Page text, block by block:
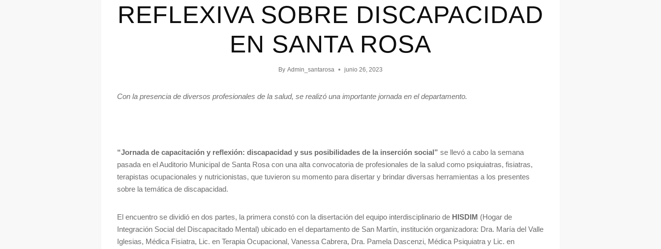
REFLEXIVA SOBRE DISCAPACIDAD
EN SANTA ROSA
By Admin_santarosa junio 26, 2023
Con la presencia de diversos profesionales de la salud, se realizó una importante jornada en el departamento.
“Jornada de capacitación y reflexión: discapacidad y sus posibilidades de la inserción social” se llevó a cabo la semana
pasada en el Auditorio Municipal de Santa Rosa con una alta convocatoria de profesionales de la salud como psiquiatras, fisiatras,
terapistas ocupacionales y nutricionistas, que tuvieron su momento para disertar y brindar diversas herramientas a los presentes
sobre la temática de discapacidad.
El encuentro se dividió en dos partes, la primera constó con la disertación del equipo interdisciplinario de HISDIM (Hogar de
Integración Social del Discapacitado Mental) ubicado en el departamento de San Martín, institución organizadora: Dra. María del Valle
Iglesias, Médica Fisiatra, Lic. en Terapia Ocupacional, Vanessa Cabrera, Dra. Pamela Dascenzi, Médica Psiquiatra y Lic. en